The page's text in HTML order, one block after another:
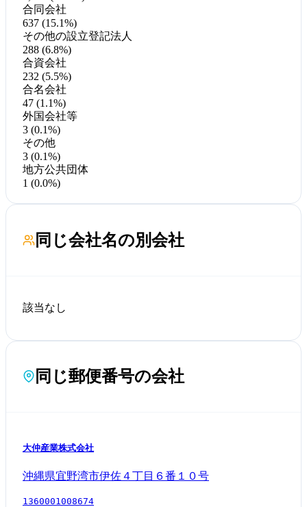
合同会社
637 (15.1%)
その他の設立登記法人
288 (6.8%)
合資会社
232 (5.5%)
合名会社
47 (1.1%)
外国会社等
3 (0.1%)
その他
3 (0.1%)
地方公共団体
1 (0.0%)
同じ会社名の別会社
該当なし
同じ郵便番号の会社
大仲産業株式会社
沖縄県宜野湾市伊佐４丁目６番１０号
1360001008674